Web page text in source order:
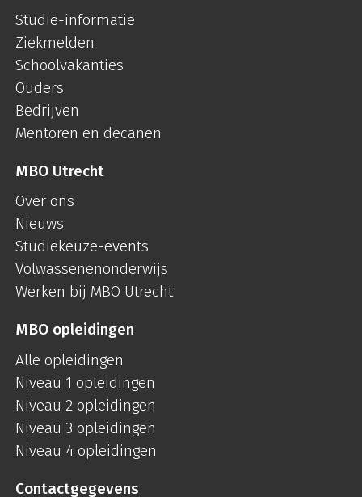
Studie-informatie
Ziekmelden
Schoolvakanties
Ouders
Bedrijven
Mentoren en decanen
MBO Utrecht
Over ons
Nieuws
Studiekeuze-events
Volwassenenonderwijs
Werken bij MBO Utrecht
MBO opleidingen
Alle opleidingen
Niveau 1 opleidingen
Niveau 2 opleidingen
Niveau 3 opleidingen
Niveau 4 opleidingen
Contactgegevens